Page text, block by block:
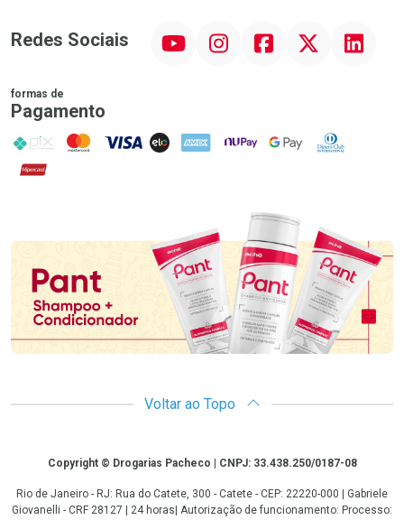
Redes Sociais InstagramFacebookTwitter Linkedin
formas de
Pagamento
PIX MasterCard
VISA ELO AMEX NuPay Google PayDiners Club
Hipercard
Promoção em Destaque
Voltar ao Topo
CopyrightCopyright © Drogarias Pacheco | CNPJ: 33.438.250/0187-08
Rio de Janeiro - RJ: Rua do Catete, 300 - Catete - CEP: 22220-000 | Gabriele
Giovanelli - CRF 28127 | 24 horas| Autorização de funcionamento: Processo: